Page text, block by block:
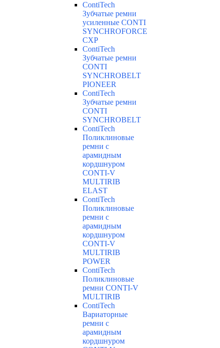
ContiTech
Зубчатые ремни
усиленные CONTI
SYNCHROFORCE
CXP
ContiTech
Зубчатые ремни
CONTI
SYNCHROBELT
PIONEER
ContiTech
Зубчатые ремни
CONTI
SYNCHROBELT
ContiTech
Поликлиновые
ремни с
арамидным
кордшнуром
CONTI-V
MULTIRIB
ELAST
ContiTech
Поликлиновые
ремни с
арамидным
кордшнуром
CONTI-V
MULTIRIB
POWER
ContiTech
Поликлиновые
ремни CONTI-V
MULTIRIB
ContiTech
Вариаторные
ремни с
арамидным
кордшнуром